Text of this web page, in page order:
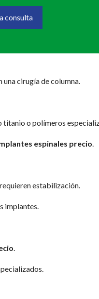
consulta
una cirugía de columna.
o polímeros
espinales precio.
estabilización.
implantes.
.